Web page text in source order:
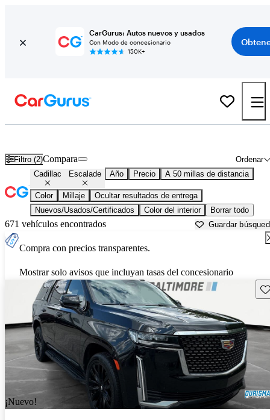
CarGurus: Autos nuevos y usados
Con Modo de concesionario
150K+
Filtro (2) Ordenar
Compara
Cadillac Escalade Año Precio A 50 millas de distancia
Color Millaje
Ocultar resultados de entrega
Nuevos/Usados/Certificados
Color del interior Borrar todo
671 vehículos encontrados Guardar
Compra con precios transparentes.
Mostrar solo avisos que incluyan tasas del concesionario
¡Nuevo!